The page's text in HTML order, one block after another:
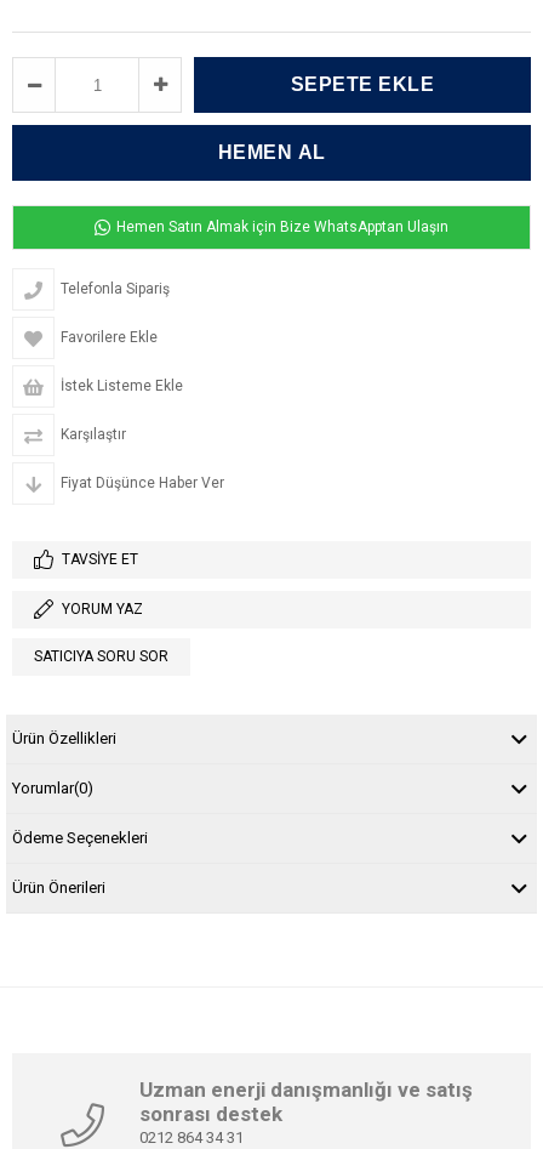
Hemen Satın Almak için Bize WhatsApptan Ulaşın
Telefonla Sipariş
Favorilere Ekle
İstek Listeme Ekle
Karşılaştır
Fiyat Düşünce Haber Ver
TAVSIYE ET
YORUM YAZ
SATICIYA SORU SOR
Ürün Özellikleri
Yorumlar(0)
Ödeme Seçenekleri
Ürün Önerileri
Uzman enerji danışmanlığı ve satış
sonrası destek
0212 864 34 31